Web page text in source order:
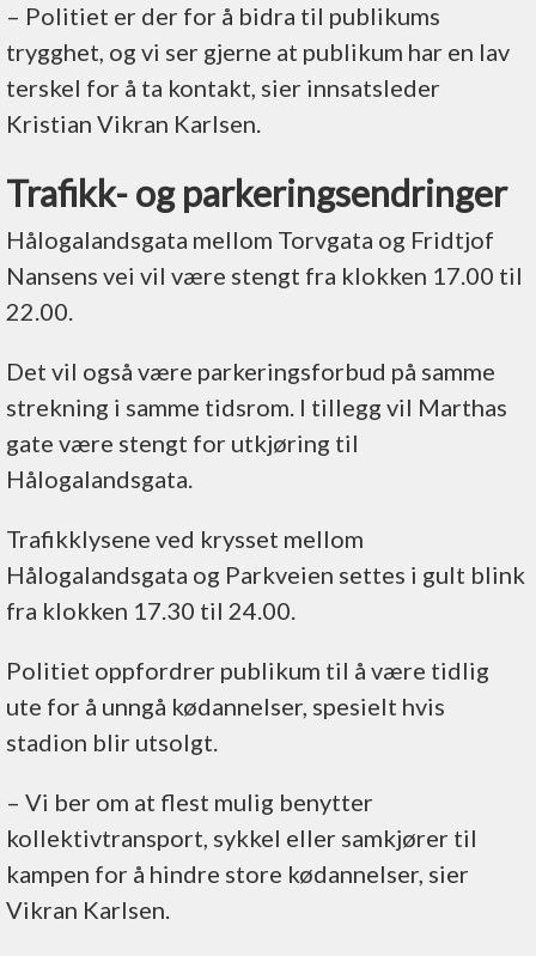
– Politiet er der for å bidra til publikums
trygghet, og vi ser gjerne at publikum har en lav
terskel for å ta kontakt, sier innsatsleder
Kristian Vikran Karlsen.
Trafikk- og parkeringsendringer
Hålogalandsgata mellom Torvgata og Fridtjof
Nansens vei vil være stengt fra klokken 17.00 til
22.00.
Det vil også være parkeringsforbud på samme
strekning i samme tidsrom. I tillegg vil Marthas
gate være stengt for utkjøring til
Hålogalandsgata.
Trafikklysene ved krysset mellom
Hålogalandsgata og Parkveien settes i gult blink
fra klokken 17.30 til 24.00.
Politiet oppfordrer publikum til å være tidlig
ute for å unngå kødannelser, spesielt hvis
stadion blir utsolgt.
– Vi ber om at flest mulig benytter
kollektivtransport, sykkel eller samkjører til
kampen for å hindre store kødannelser, sier
Vikran Karlsen.